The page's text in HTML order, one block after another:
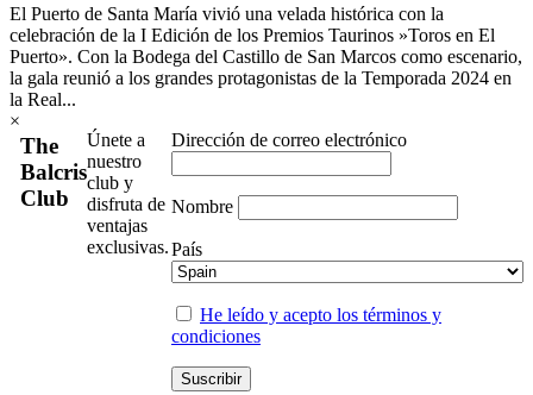
El Puerto de Santa María vivió una velada histórica con la
celebración de la I Edición de los Premios Taurinos »Toros en El
Puerto». Con la Bodega del Castillo de San Marcos como escenario,
la gala reunió a los grandes protagonistas de la Temporada 2024 en
la Real...
×
The
Balcris
Club
Únete a
nuestro
club y
disfruta de
ventajas
exclusivas.
Dirección de correo electrónico
Nombre
País
He leído y acepto los términos y
condiciones